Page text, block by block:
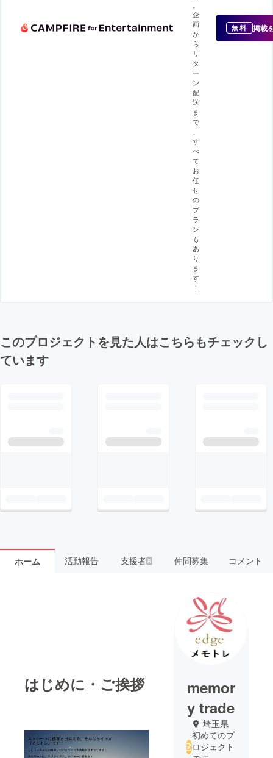
企
画
か
ら
リ
タ
ー
ン
配
送
ま
で
す
べ
て
お
任
せ
の
プ
ラ
ン
も
あ
り
ま
す
！
無料 掲載
このプロジェクトを見た人はこちらもチェックし
ています
ホーム 活動報告 支援者8 仲間募集 コメント
はじめに・ご挨拶
memor
y trade
埼玉県
初めてのプ
ロジェクト